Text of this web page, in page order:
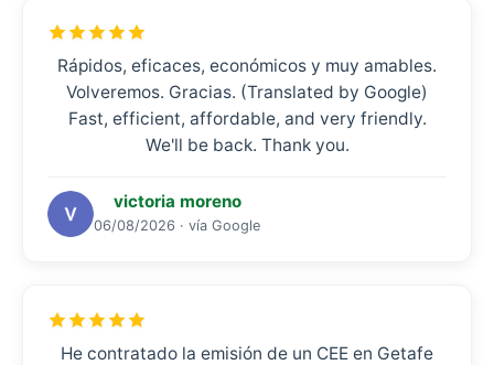
Rápidos, eficaces, económicos y muy amables.
Volveremos. Gracias. (Translated by Google)
Fast, efficient, affordable, and very friendly.
We'll be back. Thank you.
victoria moreno
06/08/2026 · vía Google
He contratado la emisión de un CEE en Getafe